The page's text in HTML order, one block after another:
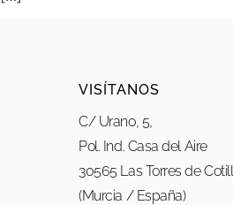
VISÍTANOS
C/ Urano, 5,
Pol. Ind. Casa del Aire
30565 Las Torres de
(Murcia / España)